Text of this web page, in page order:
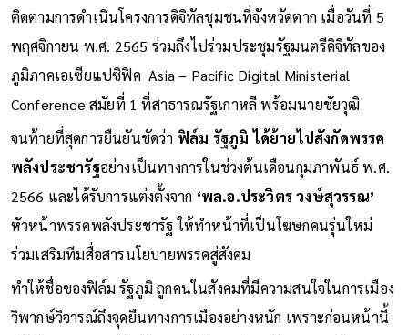
ติดตามการดำเนินโครงการดิจิทัลชุมชนที่จังหวัดตาก เมื่อวันที่ 5
พฤศจิกายน พ.ศ. 2565 ร่วมถึงไปร่วมประชุมรัฐมนตรีดิจิทัลของ
ภูมิภาคเอเซียแปซิฟิค Asia – Pacific Digital Ministerial
Conference สมัยที่ 1 ที่สาธารณรัฐเกาหลี พร้อมนายชัยวุฒิ
จนท้ายที่สุดการยืนยันชัดว่า ฟิล์ม รัฐภูมิ ได้ย้ายไปสังกัดพรรค
พลังประชารัฐอย่างเป็นทางการในช่วงต้นเดือนกุมภาพันธ์ พ.ศ.
2566 และได้รับการแต่งตั้งจาก ‘พล.อ.ประวิตร วงษ์สุวรรณ’
หัวหน้าพรรคพลังประชารัฐ ให้ทำหน้าที่เป็นโฆษกคนรุ่นใหม่
ร่วมเสริมทีมสื่อสารนโยบายพรรคสู่สังคม
ทำให้ชื่อของฟิล์ม รัฐภูมิ ถูกคนในสังคมที่มีความสนใจในการเมือง
วิพากษ์วิจารณ์ถึงจุดยืนทางการเมืองอย่างหนัก เพราะก่อนหน้านี้